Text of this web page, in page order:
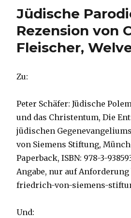
Jüdische
Rezension von
Fleischer,
Zu:
Peter Schäfer: Jüdische
und das Christentum, Die
jüdischen
von Siemens Stiftung,
Paperback, ISBN: 978-3-
Angabe, nur auf
friedrich-von-siemens-
Und: